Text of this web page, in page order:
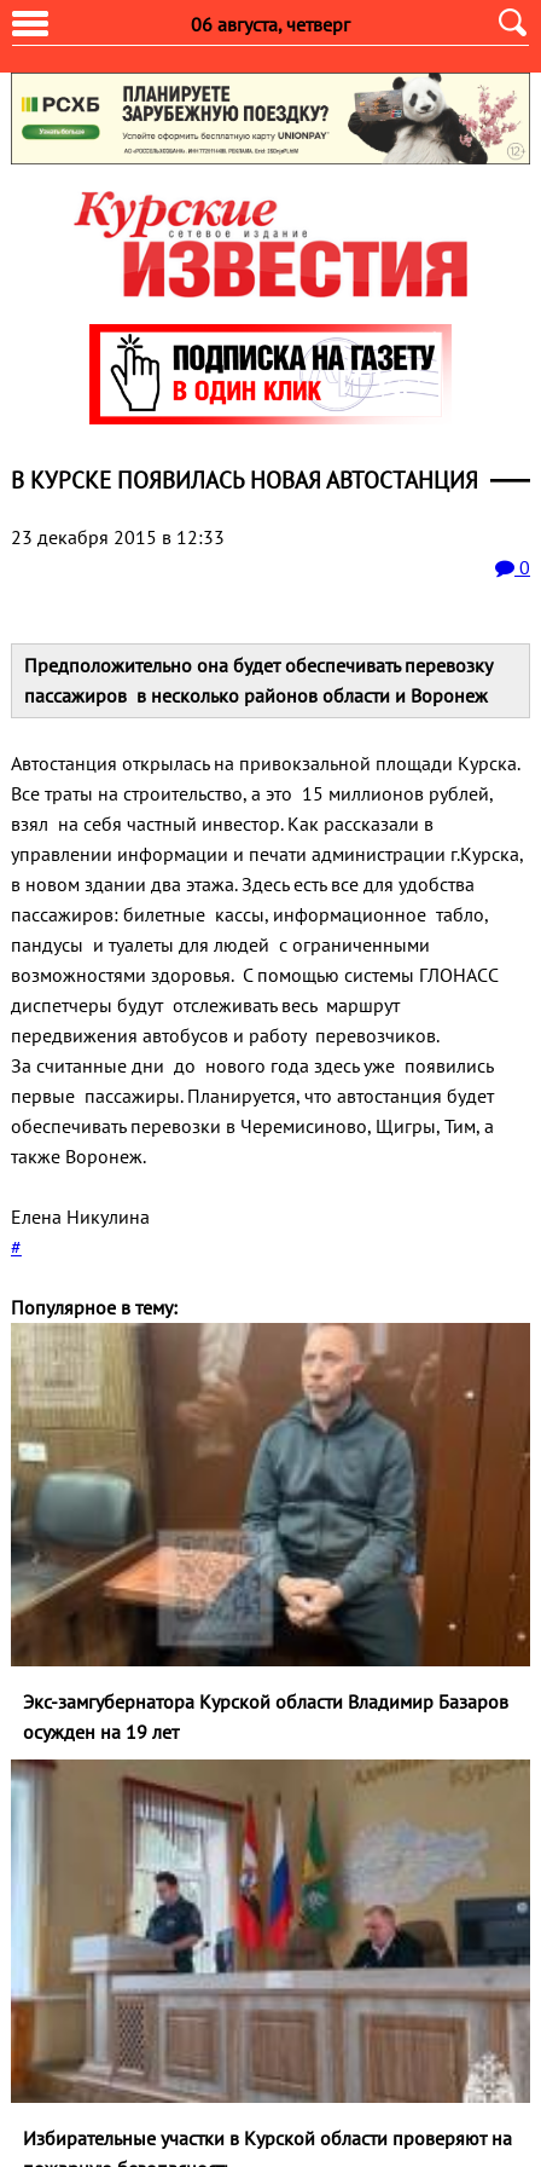
06 августа, четверг
В КУРСКЕ ПОЯВИЛАСЬ НОВАЯ АВТОСТАНЦИЯ
23 декабря 2015 в 12:33
0
Предположительно она будет обеспечивать перевозку
пассажиров в несколько районов области и Воронеж
Автостанция открылась на привокзальной площади Курска.
Все траты на строительство, а это 15 миллионов рублей,
взял на себя частный инвестор. Как рассказали в
управлении информации и печати администрации г.Курска,
в новом здании два этажа. Здесь есть все для удобства
пассажиров: билетные кассы, информационное табло,
пандусы и туалеты для людей с ограниченными
возможностями здоровья. С помощью системы ГЛОНАСС
диспетчеры будут отслеживать весь маршрут
передвижения автобусов и работу перевозчиков.
За считанные дни до нового года здесь уже появились
первые пассажиры. Планируется, что автостанция будет
обеспечивать перевозки в Черемисиново, Щигры, Тим, а
также Воронеж.
Елена Никулина
#
Популярное в тему:
Экс-замгубернатора Курской области Владимир Базаров
осужден на 19 лет
Избирательные участки в Курской области проверяют на